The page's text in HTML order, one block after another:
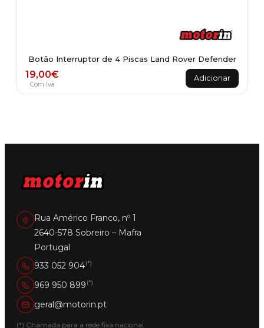
Botão Interruptor de 4 Piscas Land Rover Defender
19,00€
Com Iva
Adicionar
Rua Américo Franco, nº 1
2640-578 Sobreiro – Mafra
Portugal
933 052 904(*)
969 950 899 (*)
geral@motorin.pt
(*) Chamada para a rede fixa nacional